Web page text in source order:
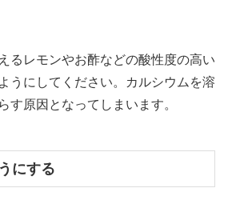
るレモンやお酢などの酸性度の高い
うにしてください。カルシウムを溶
す原因となってしまいます。
にする